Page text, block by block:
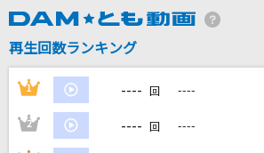
歌ひとすじに
DAMの新曲・ランキングなど
再生回数ランキング
1 ---- 回 ----
2 ---- 回 ----